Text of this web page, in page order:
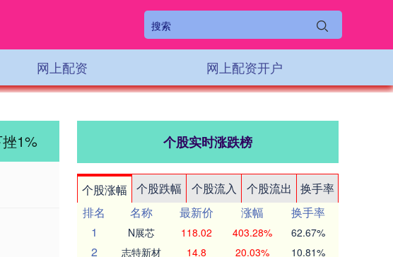
网上配资 网上配资开户
1% 个股实时涨跌榜
个股涨幅 个股跌幅 个股流入 个股流出
换手率
排名
名称 最新价 涨幅
换手率
1
N展芯 118.02 403.28% 62.67%
2 志特新材 14.8 20.03% 10.81%